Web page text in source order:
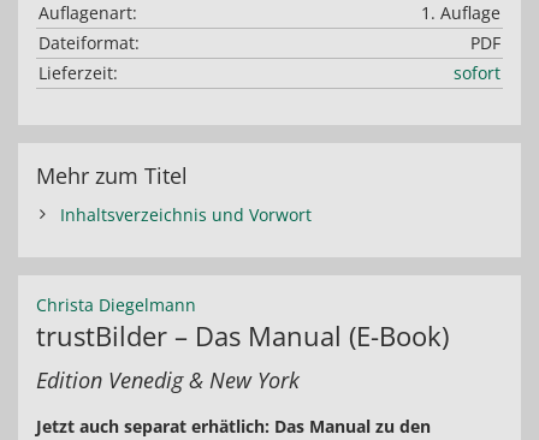
Auflagenart:
1. Auflage
Dateiformat:
PDF
Lieferzeit:
sofort
Mehr zum Titel
Inhaltsverzeichnis und Vorwort
Christa Diegelmann
trustBilder – Das Manual (E-Book)
Edition Venedig & New York
Jetzt auch separat erhätlich: Das Manual zu den